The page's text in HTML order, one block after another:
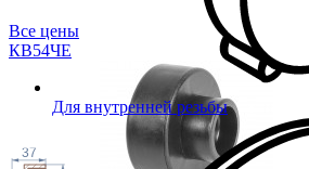
Для внутренней резьбы
Все цены
КВ54ЧЕ
37